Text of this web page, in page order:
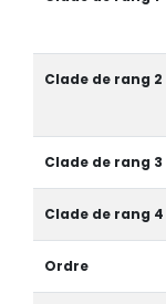
Clade de rang 2
Clade de rang 3
Clade de rang 4
Ordre